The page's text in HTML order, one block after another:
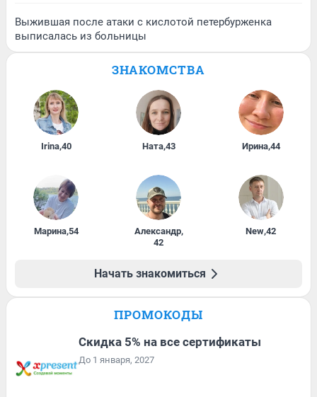
Выжившая после атаки с кислотой петербурженка
выписалась из больницы
ЗНАКОМСТВА
Irina,40 Ната,43 Ирина,44
Марина,54 Александр,
42
New,42
Начать знакомиться
ПРОМОКОДЫ
Скидка 5% на все сертификаты
До 1 января, 2027